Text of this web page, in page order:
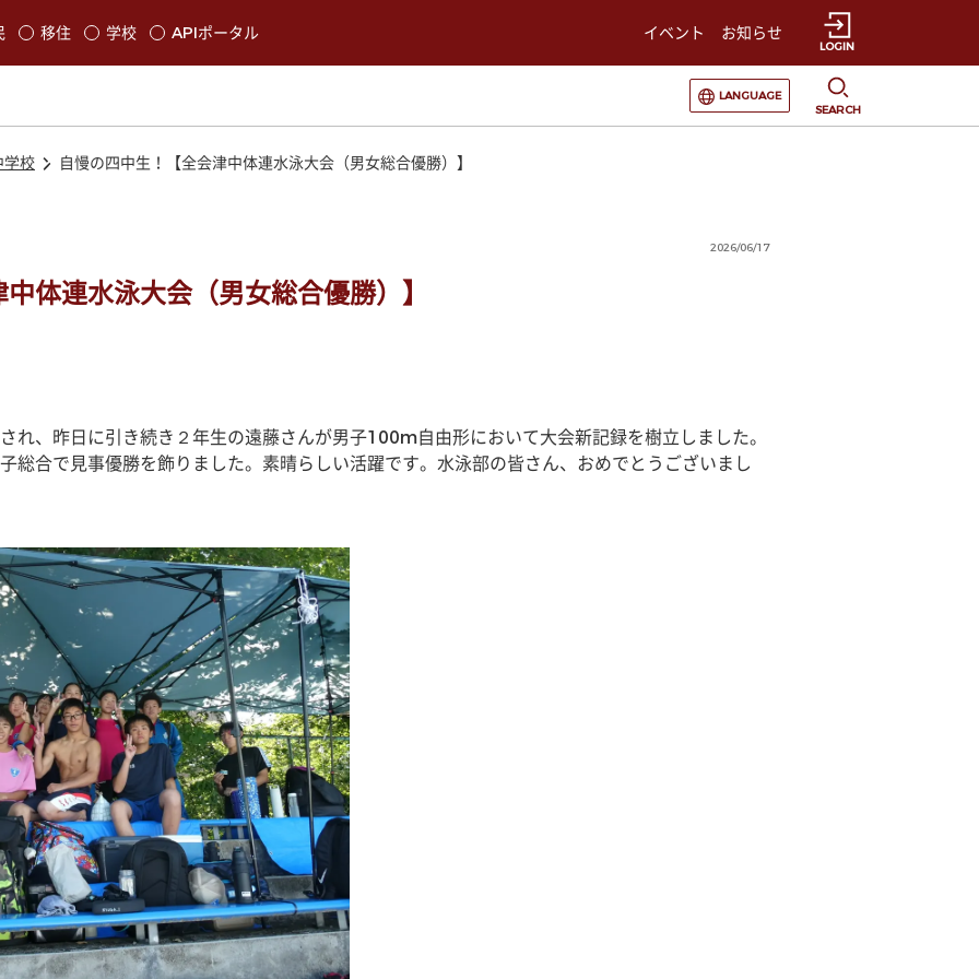
生します
移住 学校 APIポータル イベント お知らせ
LOGIN
選択すると言語の切替が発生します
LANGUAGE
SEARCH
学校 自慢の四中生！【全会津中体連水泳大会（男女総合優勝）】
2026/06/17
体連水泳大会（男女総合優勝）】
れ、昨日に引き続き２年生の遠藤さんが男子100m自由形において大会新記録を樹立しました。
総合で見事優勝を飾りました。素晴らしい活躍です。水泳部の皆さん、おめでとうございまし